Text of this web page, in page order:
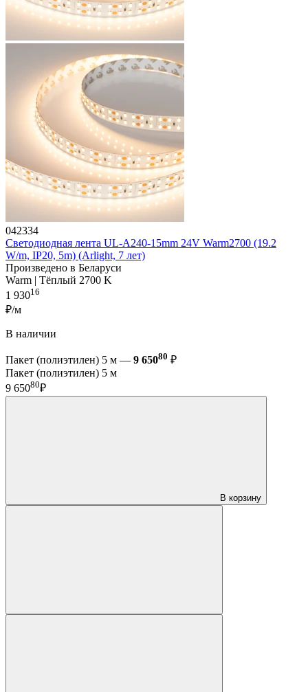
042334
Светодиодная лента UL-A240-15mm 24V Warm2700 (19.2
W/m, IP20, 5m) (Arlight, 7 лет)
Произведено в Беларуси
Warm | Тёплый 2700 K
1 93016
₽/м
В наличии
Пакет (полиэтилен) 5 м — 9 65080 ₽
Пакет (полиэтилен) 5 м
9 65080₽
В корзину